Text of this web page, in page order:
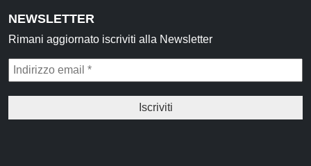
NEWSLETTER
Rimani aggiornato iscriviti alla Newsletter